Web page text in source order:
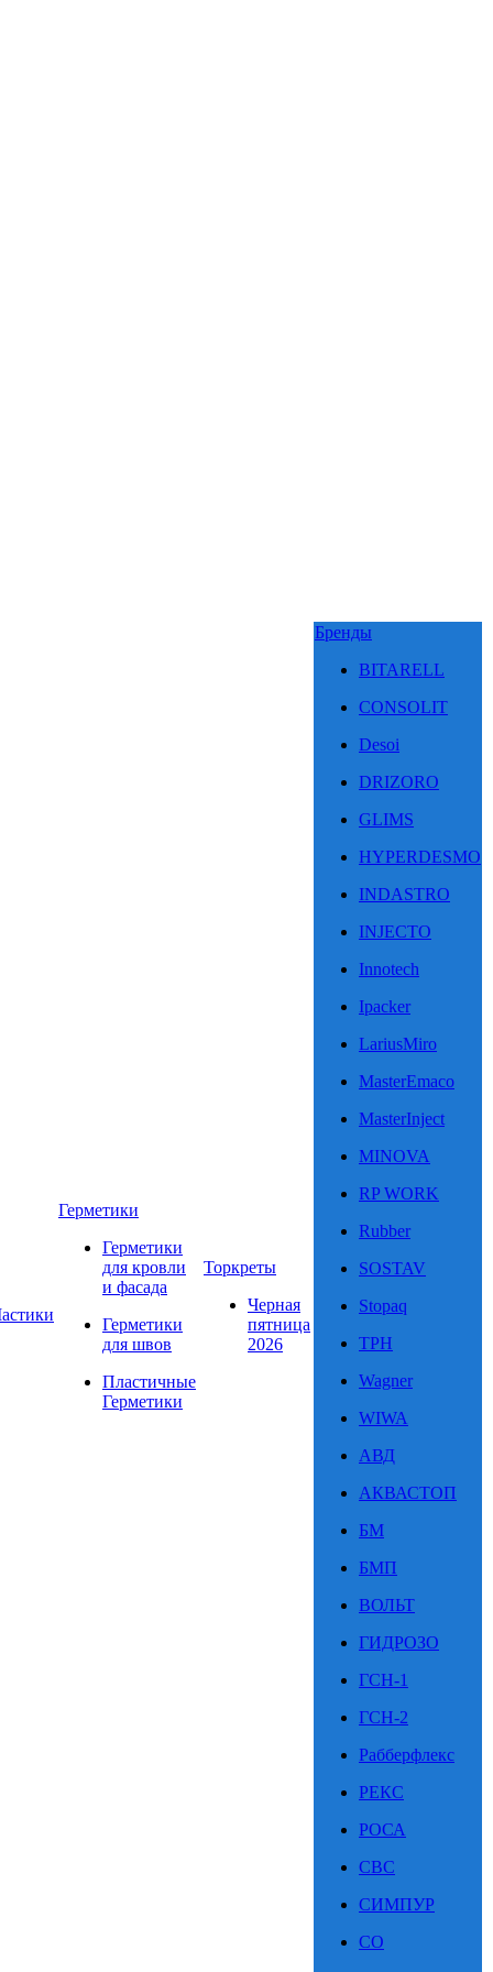
Герметики
Герметики
для кровли
и фасада
Герметики
для швов
Пластичные
Герметики
Торкреты
Черная
пятница
2026
Бренды
BITARELL
CONSOLIT
Desoi
DRIZORO
GLIMS
HYPERDESMO
INDASTRO
INJECTO
Innotech
Ipacker
LariusMiro
MasterEmaco
MasterInject
MINOVA
RP WORK
Rubber
SOSTAV
Stopaq
TPH
Wagner
WIWA
АВД
АКВАСТОП
БМ
БМП
ВОЛЬТ
ГИДРОЗО
ГСН-1
ГСН-2
Рабберфлекс
РЕКС
РОСА
СВС
СИМПУР
СО